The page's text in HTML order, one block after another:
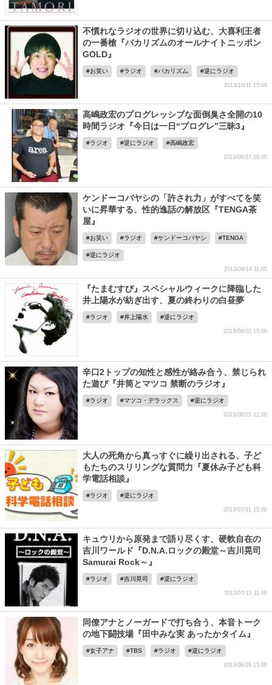
不慣れなラジオの世界に切り込む、大喜利王者
の一番槍『バカリズムのオールナイトニッポン
GOLD』
お笑い ラジオ バカリズム 逆にラジオ
2013/10/11 15:00
高嶋政宏のプログレッシブな面倒臭さ全開の10
時間ラジオ『今日は一日“プログレ”三昧3』
ラジオ 逆にラジオ 高嶋政宏
2013/09/27 18:00
ケンドーコバヤシの「許され力」がすべてを笑
いに昇華する、性的逸話の解放区『TENGA茶
屋』
お笑い ラジオ ケンドーコバヤシ TENGA
逆にラジオ
2013/09/14 11:00
『たまむすび』スペシャルウィークに降臨した
井上陽水が紡ぎ出す、夏の終わりの白昼夢
ラジオ 井上陽水 逆にラジオ
2013/09/02 15:00
辛口2トップの知性と感性が絡み合う、禁じられ
た遊び『井筒とマツコ 禁断のラジオ』
ラジオ マツコ・デラックス 逆にラジオ
2013/08/15 12:00
大人の死角から真っすぐに繰り出される、子ど
もたちのスリリングな質問力『夏休み子ども科
学電話相談』
ラジオ 逆にラジオ
2013/07/31 15:00
キュウリから原発まで語り尽くす、硬軟自在の
吉川ワールド『D.N.A.ロックの殿堂～吉川晃司
Samurai Rock～』
ラジオ 吉川晃司 逆にラジオ
2013/07/15 11:00
同僚アナとノーガードで打ち合う、本音トーク
の地下闘技場『田中みな実 あったかタイム』
女子アナ TBS ラジオ 逆にラジオ
2013/06/29 15:00